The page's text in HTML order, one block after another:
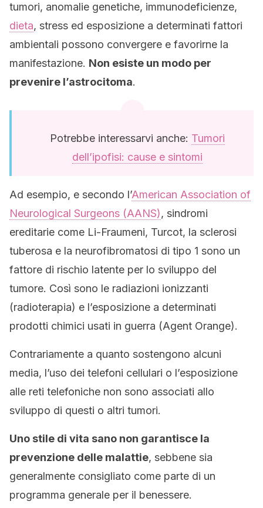
tumori, anomalie genetiche, immunodeficienze,
dieta, stress ed esposizione a determinati fattori
ambientali possono convergere e favorirne la
manifestazione. Non esiste un modo per
prevenire l’astrocitoma.
Potrebbe interessarvi anche: Tumori
dell’ipofisi: cause e sintomi
Ad esempio, e secondo l’American Association of
Neurological Surgeons (AANS), sindromi
ereditarie come Li-Fraumeni, Turcot, la sclerosi
tuberosa e la neurofibromatosi di tipo 1 sono un
fattore di rischio latente per lo sviluppo del
tumore. Così sono le radiazioni ionizzanti
(radioterapia) e l’esposizione a determinati
prodotti chimici usati in guerra (Agent Orange).
Contrariamente a quanto sostengono alcuni
media, l’uso dei telefoni cellulari o l’esposizione
alle reti telefoniche non sono associati allo
sviluppo di questi o altri tumori.
Uno stile di vita sano non garantisce la
prevenzione delle malattie, sebbene sia
generalmente consigliato come parte di un
programma generale per il benessere.